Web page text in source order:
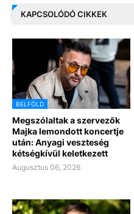
KAPCSOLÓDÓ CIKKEK
BELFÖLD
Megszólaltak a szervezők
Majka lemondott koncertje
után: Anyagi veszteség
kétségkívül keletkezett
Augusztus 06, 2026